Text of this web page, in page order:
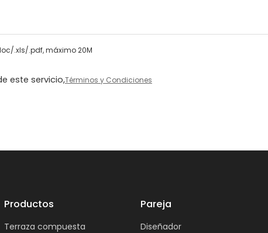
.xls/.pdf, máximo 20M
este servicio,Términos y Condiciones
Productos
Terraza compuesta
Pareja
Diseñador